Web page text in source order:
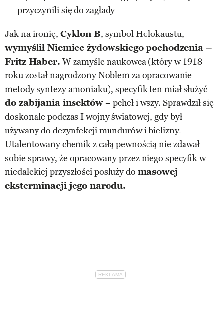
przyczynili się do zagłady
Jak na ironię, Cyklon B, symbol Holokaustu,
wymyślił Niemiec żydowskiego pochodzenia –
Fritz Haber. W zamyśle naukowca (który w 1918
roku został nagrodzony Noblem za opracowanie
metody syntezy amoniaku), specyfik ten miał służyć
do zabijania insektów– pcheł i wszy. Sprawdził się
doskonale podczas I wojny światowej, gdy był
używany do dezynfekcji mundurów i bielizny.
Utalentowany chemik z całą pewnością nie zdawał
sobie sprawy, że opracowany przez niego specyfik w
niedalekiej przyszłości posłuży do masowej
eksterminacji jego narodu.